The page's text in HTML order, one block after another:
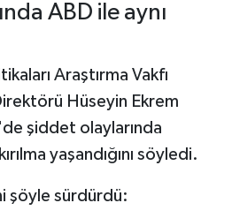
ABD ile aynı
Araştırma Vakfı
Hüseyin Ekrem
şiddet olaylarında
yaşandığını söyledi.
şöyle sürdürdü: